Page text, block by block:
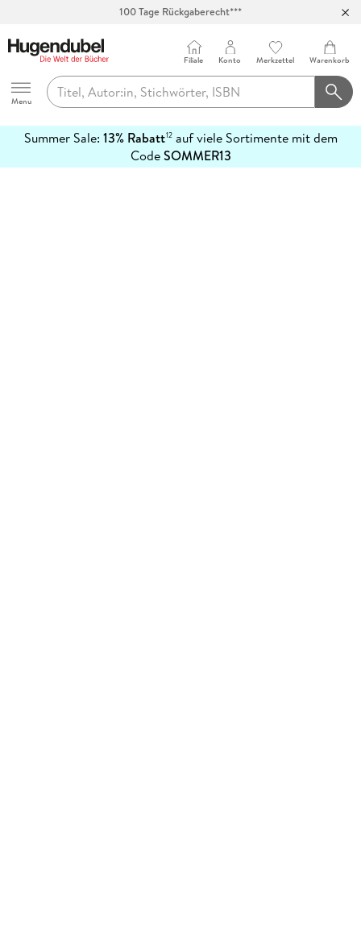
100 Tage Rückgaberecht***
Hugendubel
Menu
Filiale Konto Merkzettel Warenkorb
Summer Sale: 13% Rabatt12auf viele Sortimente mit dem
CodeSOMMER13
erfahren